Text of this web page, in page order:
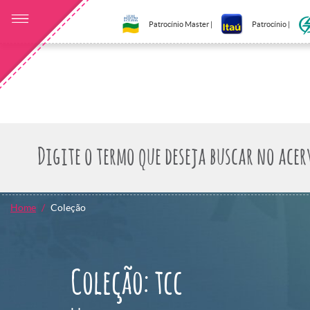
Patrocínio Master | Patrocínio |
Home Coleção
Coleção: tcc